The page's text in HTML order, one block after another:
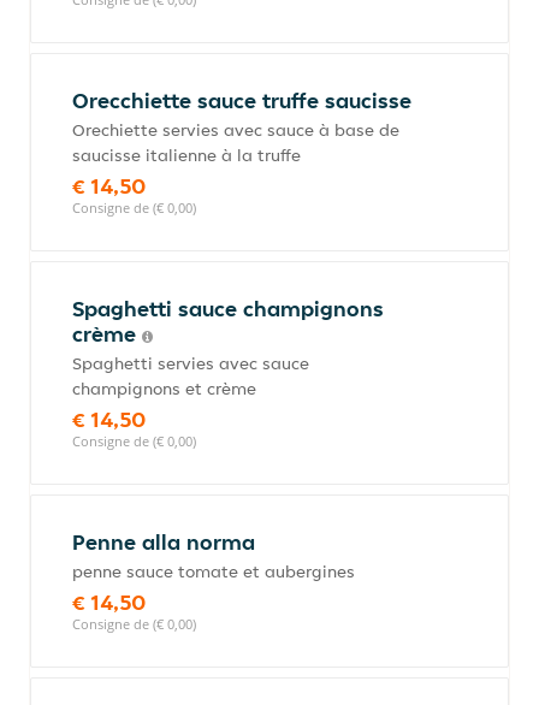
Orecchiette sauce truffe saucisse
Orechiette servies avec sauce à base de
saucisse italienne à la truffe
€ 14,50
Consigne de (€ 0,00)
Spaghetti sauce champignons
crème
Spaghetti servies avec sauce
champignons et crème
€ 14,50
Consigne de (€ 0,00)
Penne alla norma
penne sauce tomate et aubergines
€ 14,50
Consigne de (€ 0,00)